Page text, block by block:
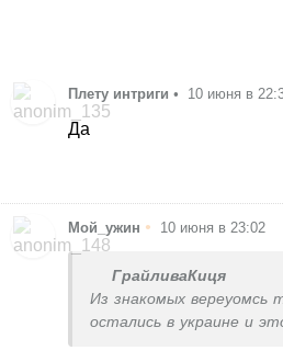
Плету интриги • 10 июня в
Да
Мой_ужин • 10 июня в 23:02
ГрайливаКиця
Из знакомых вереуомсь
остались в украине и